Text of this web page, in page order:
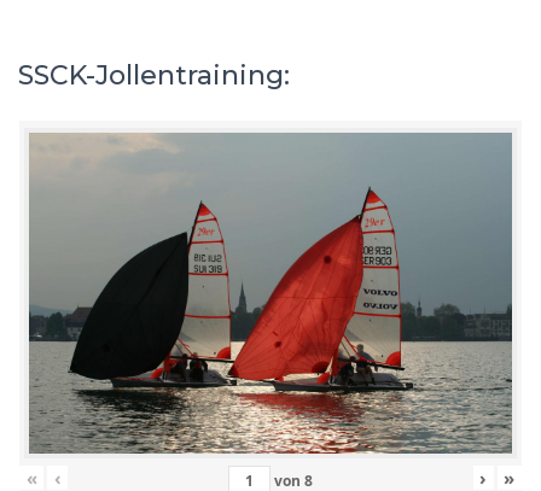
SSCK-Jollentraining:
« ‹ von 8 › »